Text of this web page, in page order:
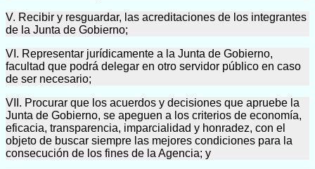
V. Recibir y resguardar, las acreditaciones de los integrantes
de la Junta de Gobierno;
VI. Representar jurídicamente a la Junta de Gobierno,
facultad que podrá delegar en otro servidor público en caso
de ser necesario;
VII. Procurar que los acuerdos y decisiones que apruebe la
Junta de Gobierno, se apeguen a los criterios de economía,
eficacia, transparencia, imparcialidad y honradez, con el
objeto de buscar siempre las mejores condiciones para la
consecución de los fines de la Agencia; y